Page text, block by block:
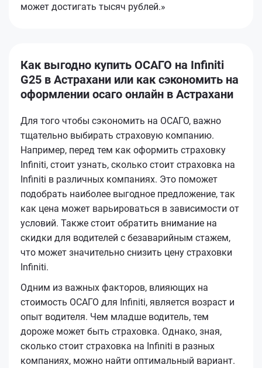
может достигать тысяч рублей.»
Как выгодно купить ОСАГО на Infiniti
G25 в Астрахани или как сэкономить на
оформлении осаго онлайн в Астрахани
Для того чтобы сэкономить на ОСАГО, важно
тщательно выбирать страховую компанию.
Например, перед тем как оформить страховку
Infiniti, стоит узнать, сколько стоит страховка на
Infiniti в различных компаниях. Это поможет
подобрать наиболее выгодное предложение, так
как цена может варьироваться в зависимости от
условий. Также стоит обратить внимание на
скидки для водителей с безаварийным стажем,
что может значительно снизить цену страховки
Infiniti.
Одним из важных факторов, влияющих на
стоимость ОСАГО для Infiniti, является возраст и
опыт водителя. Чем младше водитель, тем
дороже может быть страховка. Однако, зная,
сколько стоит страховка на Infiniti в разных
компаниях, можно найти оптимальный вариант.